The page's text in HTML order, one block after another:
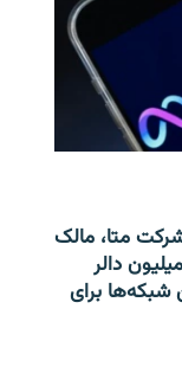
متا، مالک
فیس‌بوک و اینستاگرام، را به پرداخت ۵۶۷ میلیون دالر
شبکه‌ها برای